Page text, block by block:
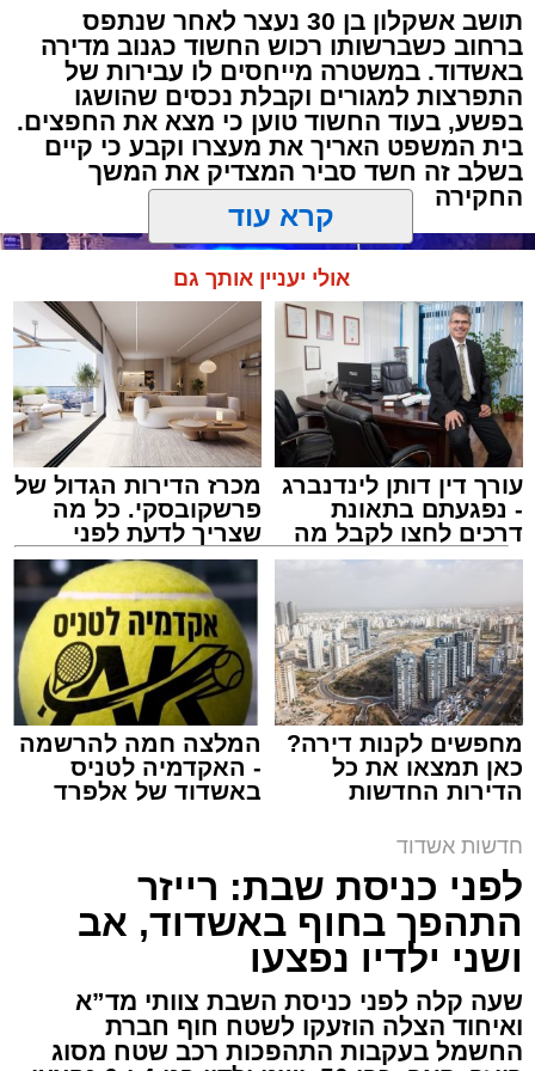
תושב אשקלון בן 30 נעצר לאחר שנתפס
ברחוב כשברשותו רכוש החשוד כגנוב מדירה
באשדוד. במשטרה מייחסים לו עבירות של
התפרצות למגורים וקבלת נכסים שהושגו
בפשע, בעוד החשוד טוען כי מצא את החפצים.
בית המשפט האריך את מעצרו וקבע כי קיים
בשלב זה חשד סביר המצדיק את המשך
החקירה
ארכיון המשטרה
עופר אשטוקר / 21:28 08.08.26
תגים:משטרת אשדוד, פריצה לבית באשדוד
תושב אשקלון בן 30 נעצר השבוע באשדוד לאחר
שנתפס ברחוב כשברשותו רכוש החשוד כגנוב,
ובהמשך הובא לבית משפט השלום באשקלון,
שהאריך את מעצרו עד ליום ראשון, 9 באוגוסט,
לצורך המשך החקירה.
קרא עוד
אולי יעניין אותך גם
עורך דין דותן לינדנברג
- נפגעתם בתאונת
דרכים לחצו לקבל מה
שמגיע לכם
מכרז הדירות הגדול של
פרשקובסקי. כל מה
שצריך לדעת לפני
שמגישים הצעה לדירה
באשדוד
מחפשים לקנות דירה?
כאן תמצאו את כל
הדירות החדשות
המלצה חמה להרשמה
- האקדמיה לטניס
באשדוד של אלפרד
חדשות אשדוד
לפני כניסת שבת: רייזר
התהפך בחוף באשדוד, אב
ושני ילדיו נפצעו
שעה קלה לפני כניסת השבת צוותי מד”א
ואיחוד הצלה הוזעקו לשטח חוף חברת
החשמל בעקבות התהפכות רכב שטח מסוג